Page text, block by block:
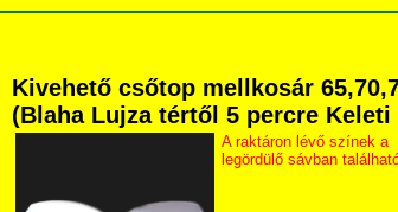
Kivehető csőtop mellkosár
(Blaha Lujza tértől 5 percre
A raktáron lévő színek a
legördülő sávban